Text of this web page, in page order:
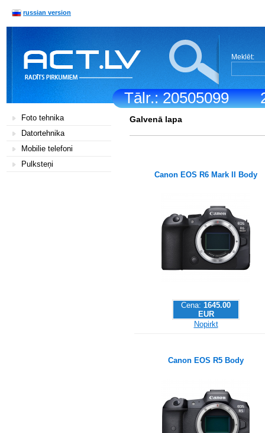
Tālr.: 20505099
russian version
Meklēt:
Foto tehnika
Datortehnika
Mobilie telefoni
Pulksteņi
Galvenā lapa
Canon EOS R6 Mark II Body
Cena: 1645.00
EUR
Nopirkt
Canon EOS R5 Body